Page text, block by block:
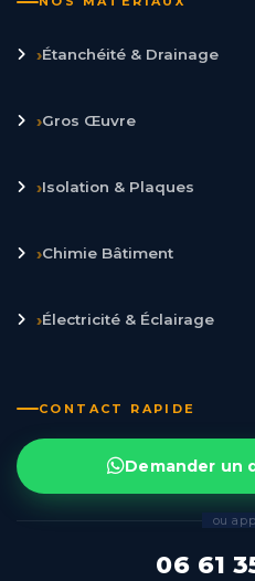
›Étanchéité & Drainage
›Gros Œuvre
›Isolation & Plaques
›Chimie Bâtiment
›Électricité & Éclairage
CONTACT RAPIDE
Demander un
ou
06 61